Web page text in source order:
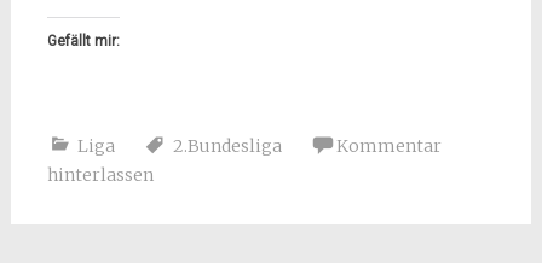
Gefällt mir:
Liga 2.Bundesliga
Kommentar
hinterlassen